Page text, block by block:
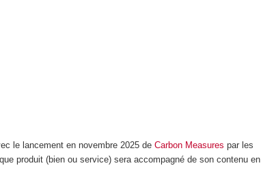
le lancement en novembre 2025 deCarbon Measures par les
produit (bien ou service) sera accompagné de son contenu en